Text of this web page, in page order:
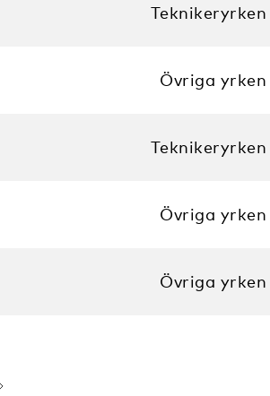
Teknikeryrken
Övriga yrken
Teknikeryrken
Övriga yrken
Övriga yrken